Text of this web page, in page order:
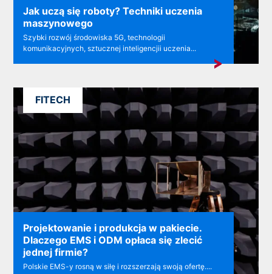
Jak uczą się roboty? Techniki uczenia
maszynowego
Szybki rozwój środowiska 5G, technologii
komunikacyjnych, sztucznej inteligencjii uczenia...
Projektowanie i produkcja w pakiecie.
Dlaczego EMS i ODM opłaca się zlecić
jednej firmie?
Polskie EMS-y rosną w siłę i rozszerzają swoją ofertę....
FITECH